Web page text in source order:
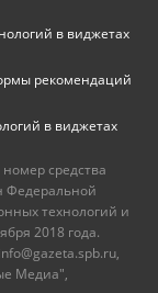
в виджетах
рекомендаций
в виджетах
средства
Федеральной
технологий и
2018 года.
Медиа",